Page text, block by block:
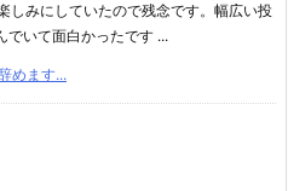
しみにしていたので残念です。幅広い投
でいて面白かったです ...
めます...